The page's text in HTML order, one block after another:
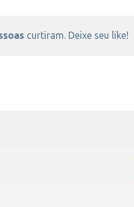
curtiram. Deixe seu like!